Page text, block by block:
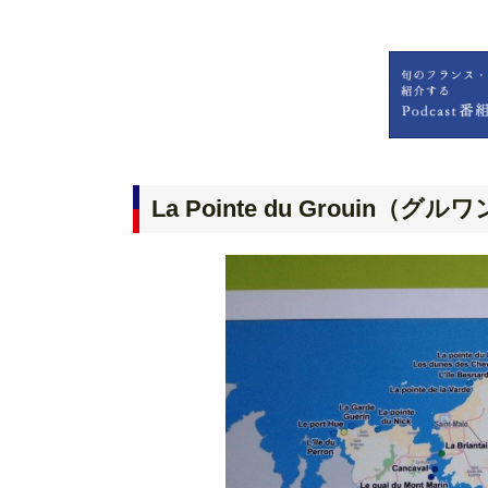
La Pointe du Grouin（グルワ